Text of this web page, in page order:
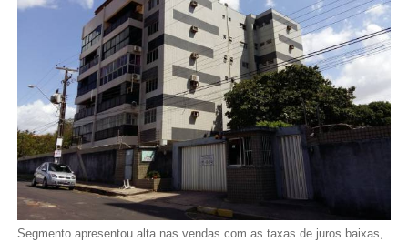
Segmento apresentou alta nas vendas com as taxas de juros baixas,